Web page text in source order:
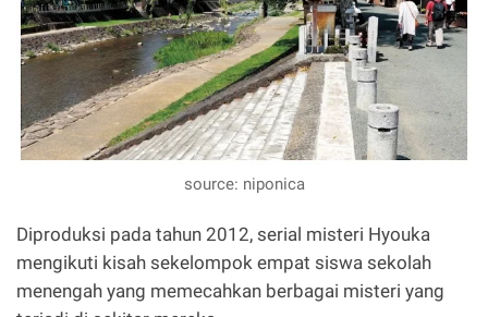
source: niponica
Diproduksi pada tahun 2012, serial misteri Hyouka
mengikuti kisah sekelompok empat siswa sekolah
menengah yang memecahkan berbagai misteri yang